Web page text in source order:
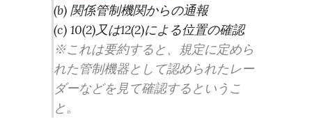
(b) 関係管制機関からの通報
(c) 10(2)又は12(2)による位置の確認
※これは要約すると、規定に定めら
れた管制機器として認められたレー
ダーなどを見て確認するというこ
と。